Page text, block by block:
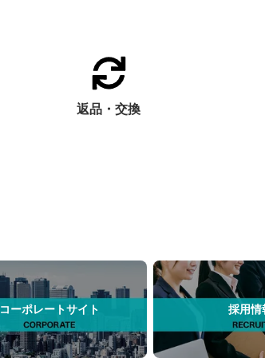
返品・交換
コーポレートサイト 採用情